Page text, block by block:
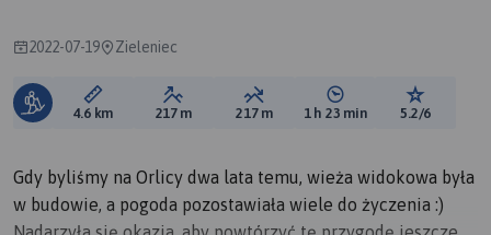
2022-07-19 Zieleniec
Długość trasy:
4.6 km Suma przewyższeń:
217 m Suma spadków:
217 m Średni czas potrzebny
1 h 23 min Ocena
5.2/6
Gdy byliśmy na Orlicy dwa lata temu, wieża widokowa była
w budowie, a pogoda pozostawiała wiele do życzenia :)